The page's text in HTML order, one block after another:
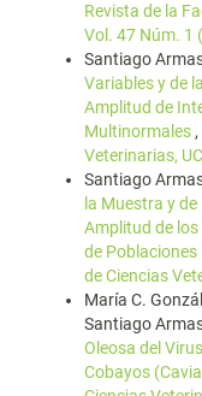
Revista de la
Vol. 47 Núm. 1
Santiago
Variables y de
Amplitud de
Multinormales,
Veterinarias,
Santiago
la Muestra y
Amplitud de
de
de Ciencias
María C.
Santiago
Oleosa del
Cobayos